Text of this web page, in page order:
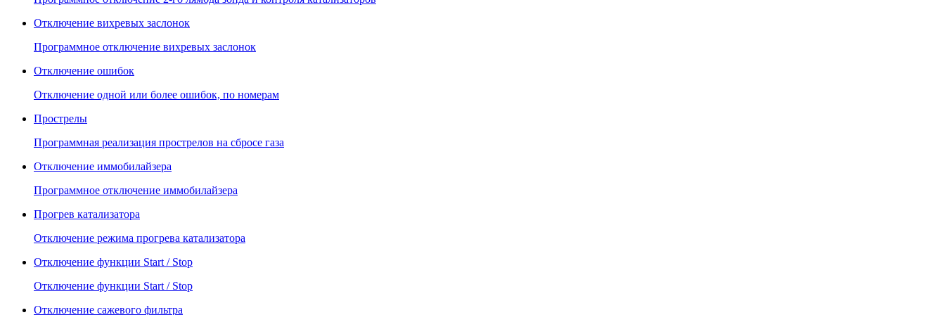
Отключение вихревых заслонок
Программное отключение вихревых заслонок
Отключение ошибок
Отключение одной или более ошибок, по номерам
Прострелы
Программная реализация прострелов на сбросе газа
Отключение иммобилайзера
Программное отключение иммобилайзера
Прогрев катализатора
Отключение режима прогрева катализатора
Отключение функции Start / Stop
Отключение функции Start / Stop
Отключение сажевого фильтра